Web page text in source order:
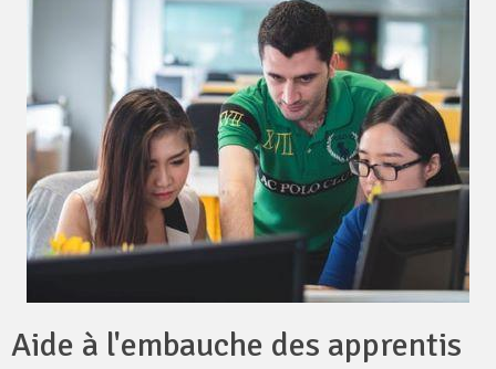
Aide à l'embauche des apprentis